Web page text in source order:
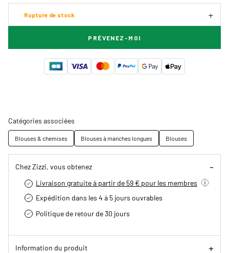
Rupture de stock
PRÉVENEZ-MOI
Catégories associées
Blouses & chemises Blouses à manches longues Blouses
Chez Zizzi, vous obtenez
Livraison gratuite à partir de 59 € pour les membres
Expédition dans les 4 à 5 jours ouvrables
Politique de retour de 30 jours
Information du produit